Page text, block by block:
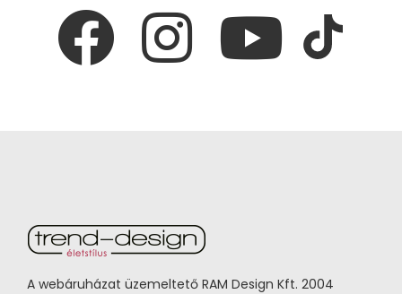
A webáruházat üzemeltető RAM Design Kft. 2004